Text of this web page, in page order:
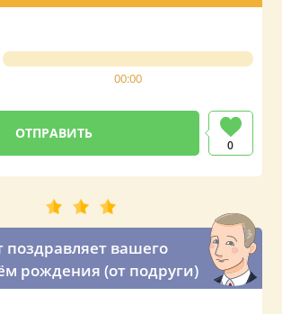
00:00
0
поздравляет вашего
рождения (от подруги)